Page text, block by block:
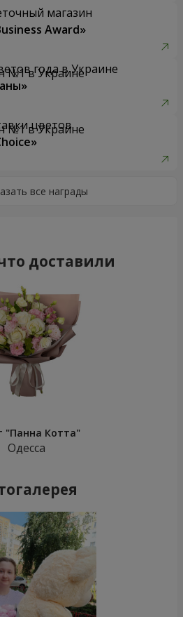
магазин
Award»
года в Украине
цветов
доставили
"Панна Котта"
Одесса